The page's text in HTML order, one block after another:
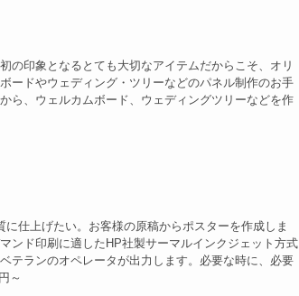
の印象となるとても大切なアイテムだからこそ、オリ
ードやウェディング・ツリーなどのパネル制作のお手
ら、ウェルカムボード、ウェディングツリーなどを作
仕上げたい。お客様の原稿からポスターを作成しま
ンド印刷に適したHP社製サーマルインクジェット方式
テランのオペレータが出力します。必要な時に、必要
～